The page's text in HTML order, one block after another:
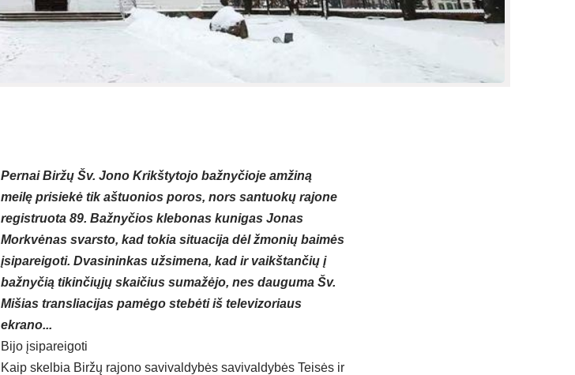
Pernai Biržų Šv. Jono Krikštytojo bažnyčioje amžiną
meilę prisiekė tik aštuonios poros, nors santuokų rajone
registruota 89. Bažnyčios klebonas kunigas Jonas
Morkvėnas svarsto, kad tokia situacija dėl žmonių baimės
įsipareigoti. Dvasininkas užsimena, kad ir vaikštančių į
bažnyčią tikinčiųjų skaičius sumažėjo, nes dauguma Šv.
Mišias transliacijas pamėgo stebėti iš televizoriaus
ekrano...
Bijo įsipareigoti
Kaip skelbia Biržų rajono savivaldybės savivaldybės Teisės ir